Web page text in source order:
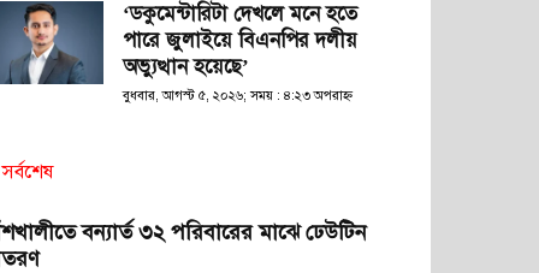
‘ডকুমেন্টারিটা দেখলে মনে হতে
পারে জুলাইয়ে বিএনপির দলীয়
অভ্যুত্থান হয়েছে’
বুধবার, আগস্ট ৫, ২০২৬; সময় : ৪:২৩ অপরাহ্ণ
সর্বশেষ
বন্যার্ত ৩২ পরিবারের মাঝে ঢেউটিন